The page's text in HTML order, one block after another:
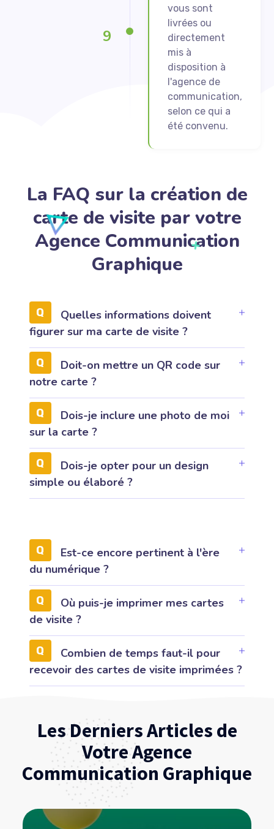
9
vous sont
livrées ou
directement
mis à
disposition à
l'agence de
communication,
selon ce qui a
été convenu.
La FAQ sur la création de
carte de visite par votre
Agence Communication
Graphique
Quelles informations doivent
figurer sur ma carte de visite ?
Doit-on mettre un QR code sur
notre carte ?
Dois-je inclure une photo de moi
sur la carte ?
Dois-je opter pour un design
simple ou élaboré ?
Est-ce encore pertinent à l'ère
du numérique ?
Où puis-je imprimer mes cartes
de visite ?
Combien de temps faut-il pour
recevoir des cartes de visite imprimées ?
Les Derniers Articles de
Votre Agence
Communication Graphique